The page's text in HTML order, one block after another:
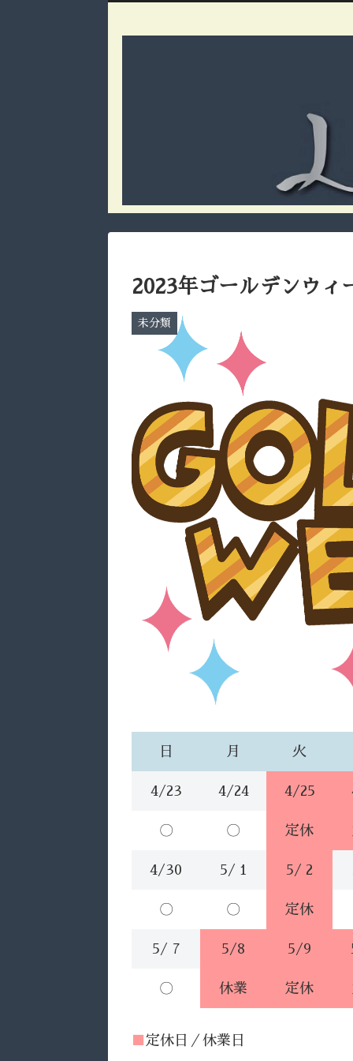
2023年ゴールデンウィ
未分類
日 月 火
4/23 4/24 4/25
〇 〇 定休
4/30 5/ 1 5/ 2
〇 〇 定休
5/ 7 5/8 5/9
〇 休業 定休
定休日／休業日